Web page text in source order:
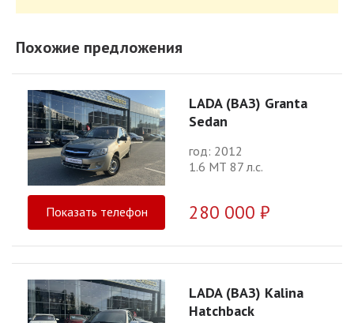
Похожие предложения
LADA (ВАЗ) Granta
Sedan
год: 2012
1.6 МТ 87 л.с.
Показать телефон 280 000 ₽
LADA (ВАЗ) Kalina
Hatchback